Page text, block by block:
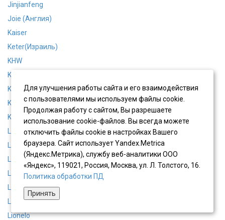
Jinjianfeng
Joie (Англия)
Kaiser
Keter(Израиль)
KHW
KinderKraft
Kindesalter
Kitan (Швейцария)
KIWY
Lamborghini
Leader Kids
Lemantino
Lexus Trike
Lider Kids
LIKO BABY
Lionelo
Для улучшения работы сайта и его взаимодействия
с пользователями мы используем файлы cookie.
Продолжая работу с сайтом, Вы разрешаете
использование cookie-файлов. Вы всегда можете
отключить файлы cookie в настройках Вашего
браузера. Сайт использует Yandex.Metrica
(Яндекс.Метрика), службу веб-аналитики ООО
«Яндекс», 119021, Россия, Москва, ул. Л. Толстого, 16.
Политика обработки ПД
Принять